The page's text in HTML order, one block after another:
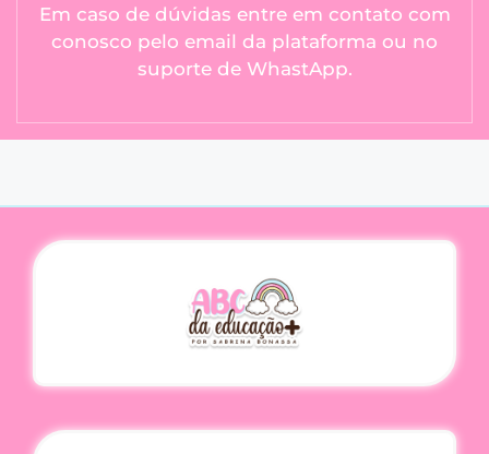
Em caso de dúvidas entre em contato com
conosco pelo email da plataforma ou no
suporte de WhastApp.